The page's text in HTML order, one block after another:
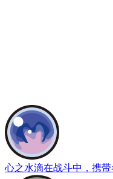
心之水滴在战斗中，携